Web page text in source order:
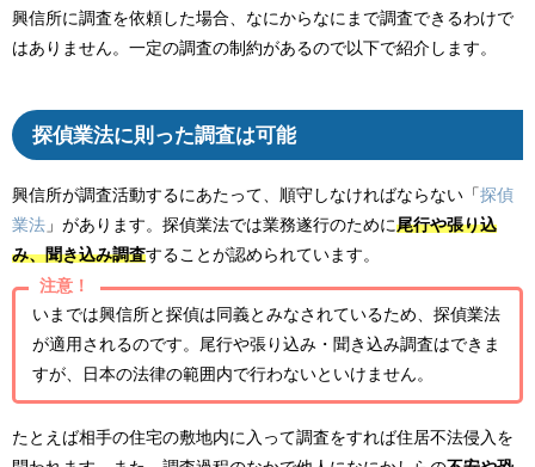
興信所に調査を依頼した場合、なにからなにまで調査できるわけで
はありません。一定の調査の制約があるので以下で紹介します。
探偵業法に則った調査は可能
興信所が調査活動するにあたって、順守しなければならない「探偵
業法 」があります。探偵業法では業務遂行のために尾行や張り込
み、聞き込み調査することが認められています。
注意！
いまでは興信所と探偵は同義とみなされているため、探偵業法
が適用されるのです。尾行や張り込み・聞き込み調査はできま
すが、日本の法律の範囲内で行わないといけません。
たとえば相手の住宅の敷地内に入って調査をすれば住居不法侵入を